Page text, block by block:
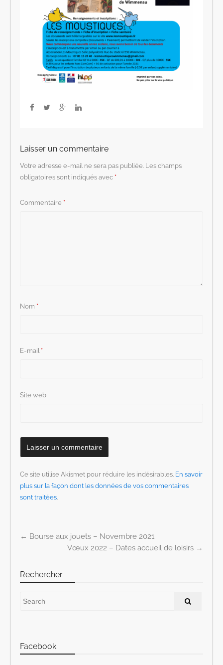
Laisser un commentaire
Votre adresse e-mail ne sera pas publiée.
Les champs
obligatoires sont indiqués avec *
Commentaire *
Nom *
E-mail *
Site web
Ce site utilise Akismet pour réduire les indésirables. En savoir
plus sur la façon dont les données de vos commentaires
sont traitées
Post navigation
← Bourse aux jouets – Novembre 2021
Vœux 2022 – Dates accueil de loisirs →
Rechercher
Facebook